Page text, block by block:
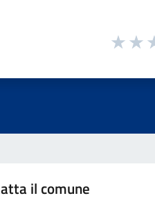
il comune